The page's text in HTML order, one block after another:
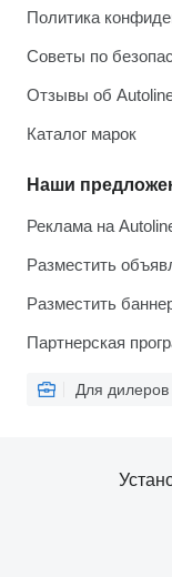
Политика
Советы по
Отзывы об
Каталог марок
Наши
Реклама на
Разместить
Разместить
Партнерская
Для дилеров